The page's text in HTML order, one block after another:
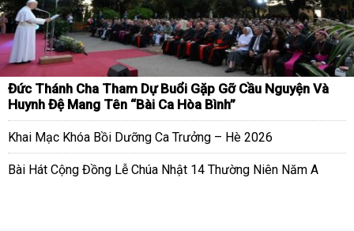
Đức Thánh Cha Tham Dự Buổi Gặp Gỡ Cầu Nguyện Và
Huynh Đệ Mang Tên “Bài Ca Hòa Bình”
Khai Mạc Khóa Bồi Dưỡng Ca Trưởng – Hè 2026
Bài Hát Cộng Đồng Lễ Chúa Nhật 14 Thường Niên Năm A